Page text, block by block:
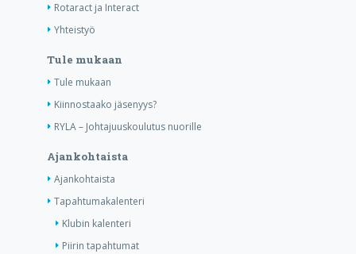
Rotaract ja Interact
Yhteistyö
Tule mukaan
Tule mukaan
Kiinnostaako jäsenyys?
RYLA – Johtajuuskoulutus nuorille
Ajankohtaista
Ajankohtaista
Tapahtumakalenteri
Klubin kalenteri
Piirin tapahtumat